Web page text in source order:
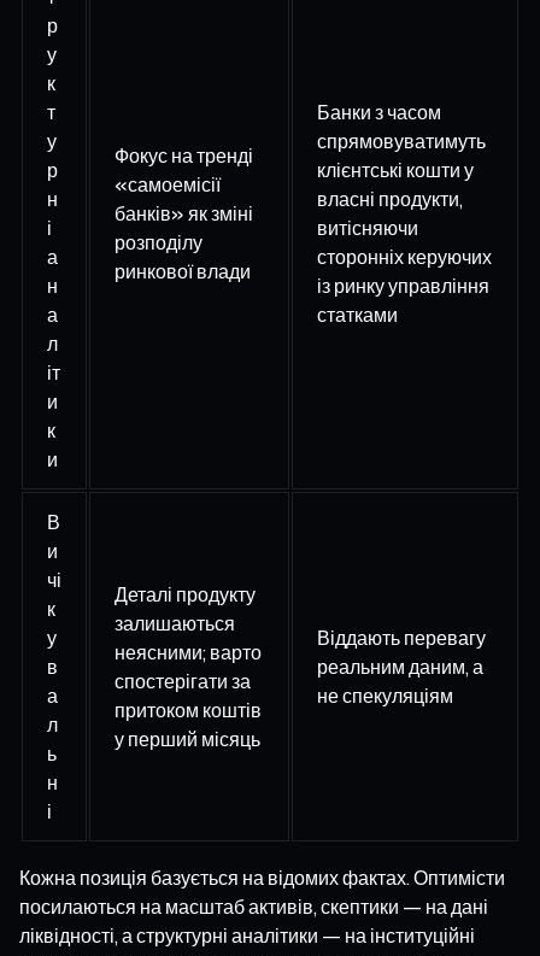
р
у
к
т
у
р
н
і
а
н
а
л
іт
и
к
и
Фокус на тренді
«самоемісії
банків» як зміні
розподілу
ринкової влади
Банки з часом
спрямовуватимуть
клієнтські кошти у
власні продукти,
витісняючи
сторонніх керуючих
із ринку управління
статками
В
и
чі
к
у
в
а
л
ь
н
і
Деталі продукту
залишаються
неясними; варто
спостерігати за
притоком коштів
у перший місяць
Віддають перевагу
реальним даним, а
не спекуляціям
Кожна позиція базується на відомих фактах. Оптимісти
посилаються на масштаб активів, скептики — на дані
ліквідності, а структурні аналітики — на інституційні